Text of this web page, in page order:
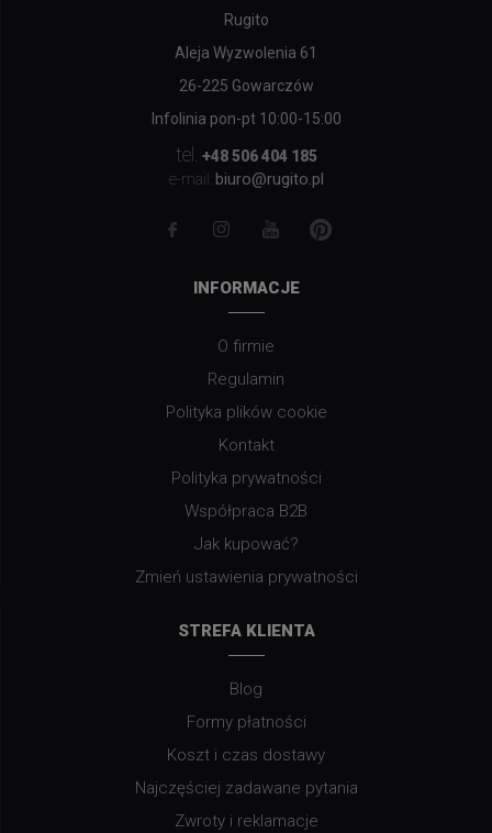
Rugito
Aleja Wyzwolenia 61
26-225 Gowarczów
Infolinia pon-pt 10:00-15:00
tel. +48 506 404 185
e-mail: biuro@rugito.pl
INFORMACJE
O firmie
Regulamin
Polityka plików cookie
Kontakt
Polityka prywatności
Współpraca B2B
Jak kupować?
Zmień ustawienia prywatności
STREFA KLIENTA
Blog
Formy płatności
Koszt i czas dostawy
Najczęściej zadawane pytania
Zwroty i reklamacje